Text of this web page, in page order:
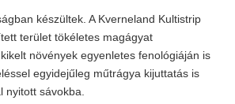
készültek. A Kverneland Kultistrip
terület tökéletes magágyat
növények egyenletes fenológiáján is
egyidejűleg műtrágya kijuttatás is
nyitott sávokba.